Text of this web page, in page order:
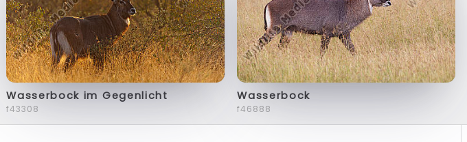
Wasserbock im Gegenlicht
f43308
Wasserbock
f46888